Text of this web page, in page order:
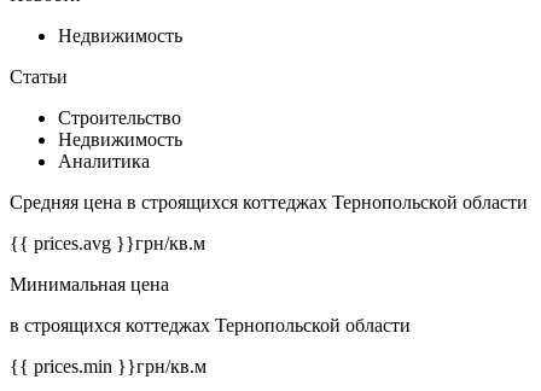
Недвижимость
Статьи
Строительство
Недвижимость
Аналитика
Средняя цена в строящихся коттеджах Тернопольской области
{{ prices.avg }}грн/кв.м
Минимальная цена
в строящихся коттеджах Тернопольской области
{{ prices.min }}грн/кв.м